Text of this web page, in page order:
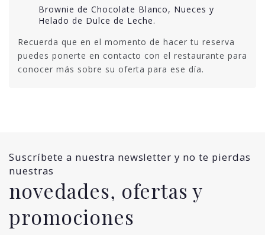
Brownie de Chocolate Blanco, Nueces y
Helado de Dulce de Leche.
Recuerda que en el momento de hacer tu reserva
puedes ponerte en contacto con el restaurante para
conocer más sobre su oferta para ese día.
Suscríbete a nuestra newsletter y no te pierdas
nuestras
novedades, ofertas y
promociones